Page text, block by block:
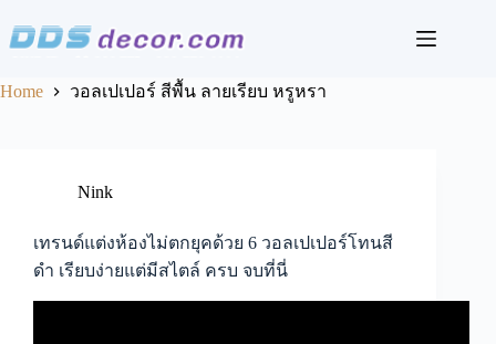
content
Home วอลเปเปอร์ สีพื้น ลายเรียบ หรูหรา
Nink
เทรนด์แต่งห้องไม่ตกยุคด้วย 6 วอลเปเปอร์โทนสี
ดำ เรียบง่ายแต่มีสไตล์ ครบ จบที่นี่